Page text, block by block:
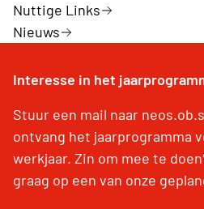
Nuttige Links
Nieuws
Interesse in het
Stuur een mail naar
ontvang het jaarprogramma
werkjaar. Zin om mee te
graag op een van onze